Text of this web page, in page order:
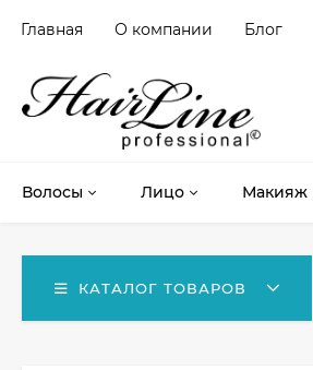
Главная О компании Блог
Волосы Лицо Макияж
КАТАЛОГ ТОВАРОВ